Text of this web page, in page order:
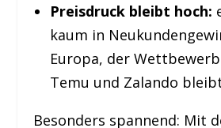
Preisdruck bleibt hoch:
kaum in
Europa, der
Temu und Zalando
Besonders spannend: Mit